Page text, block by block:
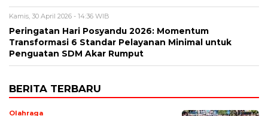
Kamis, 30 April 2026 - 14:36 WIB
Peringatan Hari Posyandu 2026: Momentum
Transformasi 6 Standar Pelayanan Minimal untuk
Penguatan SDM Akar Rumput
BERITA TERBARU
Olahraga